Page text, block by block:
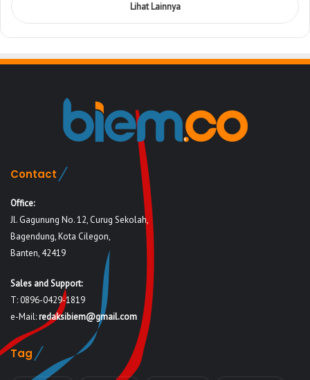
Lihat Lainnya
Contact
Office:
Jl. Gagunung No. 12, Curug Sekolah,
Bagendung, Kota Cilegon,
Banten, 42419
Sales and Support:
T: 0896-0429-1819
e-Mail:redaksibiem@gmail.com
Tag